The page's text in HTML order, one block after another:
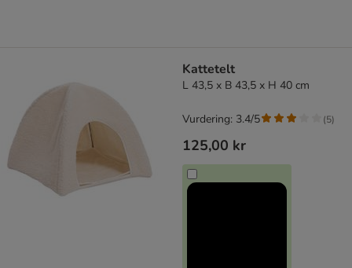
Kattetelt
L 43,5 x B 43,5 x H 40 cm
125,00 kr
Vurdering: 3.4/5 (5)